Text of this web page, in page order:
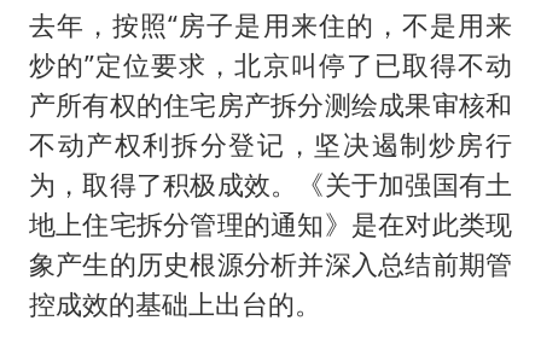
东方之约 相约未来
去年，按照“房子是用来住的，不是用来
炒的”定位要求，北京叫停了已取得不动
产所有权的住宅房产拆分测绘成果审核和
不动产权利拆分登记，坚决遏制炒房行
为，取得了积极成效。《关于加强国有土
地上住宅拆分管理的通知》是在对此类现
象产生的历史根源分析并深入总结前期管
控成效的基础上出台的。